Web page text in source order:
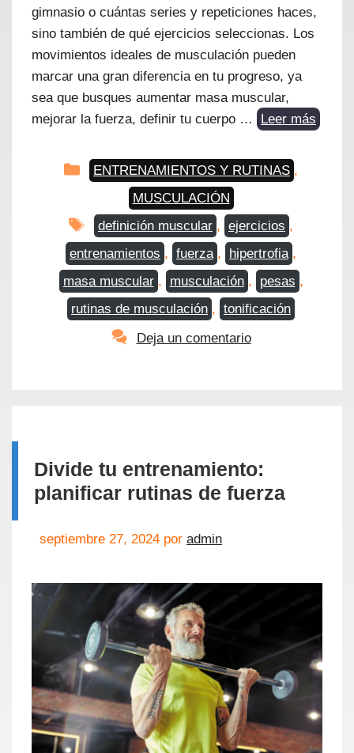
gimnasio o cuántas series y repeticiones haces,
sino también de qué ejercicios seleccionas. Los
movimientos ideales de musculación pueden
marcar una gran diferencia en tu progreso, ya
sea que busques aumentar masa muscular,
mejorar la fuerza, definir tu cuerpo …
Leer más
Categorías
ENTRENAMIENTOS Y RUTINAS ,
MUSCULACIÓN
Etiquetas
definición muscular , ejercicios ,
entrenamientos , fuerza , hipertrofia ,
masa muscular , musculación , pesas ,
rutinas de musculación , tonificación
Deja un comentario
Divide tu entrenamiento:
planificar rutinas de fuerza
septiembre 27, 2024 por admin